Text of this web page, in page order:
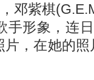
紫棋
手形象，连
，在她的